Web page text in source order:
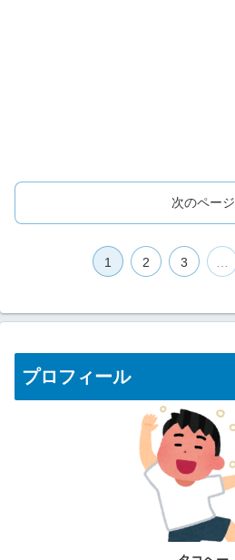
次のページ
1 2 3
プロフィール